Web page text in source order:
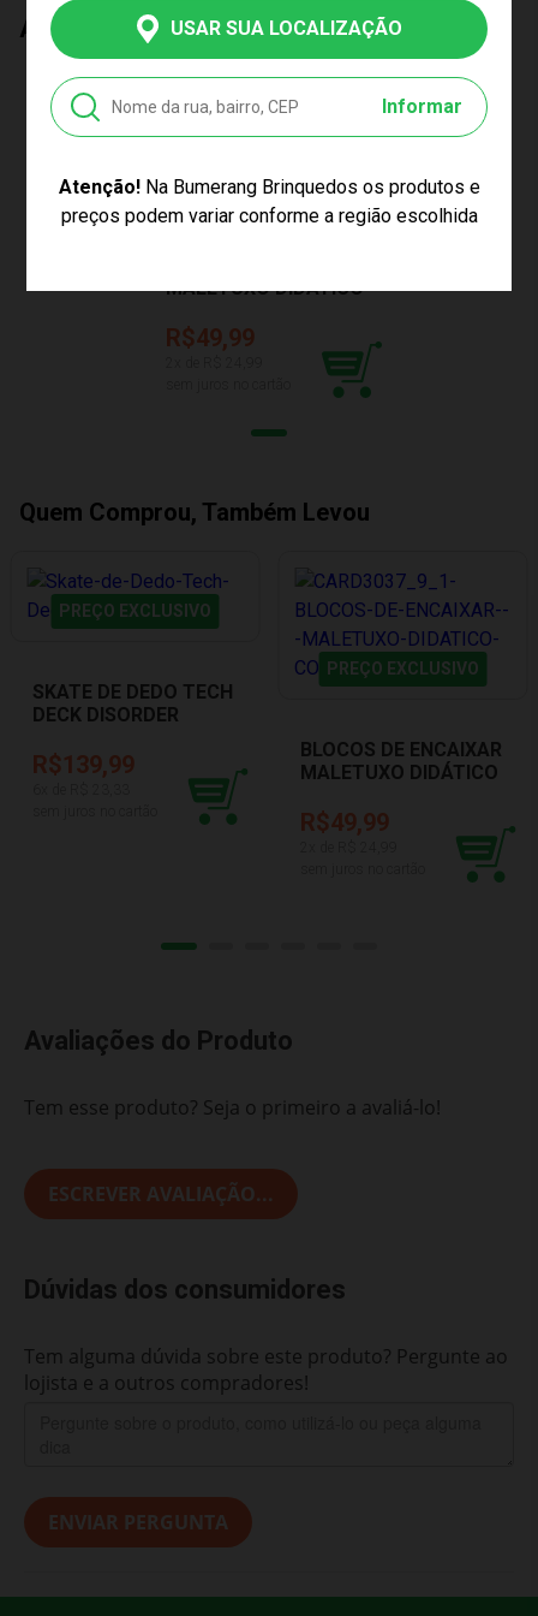
USAR SUA LOCALIZAÇÃO
Informar
Atenção!Na Bumerang Brinquedos os produtos e
preços podem variar conforme a região escolhida
Aproveite e Compre Também
PREÇO EXCLUSIVO
MALETUXO DIDÁTICO
LARANJA TOYS
CARDOSO 3036
R$49,99
Quem Comprou, Também Levou
PREÇO EXCLUSIVO
SKATE DE DEDO TECH
DECK DISORDER
R$139,99
PREÇO EXCLUSIVO
BLOCOS DE ENCAIXAR
MALETUXO DIDÁTICO
TOYS CARDOSO 3037
R$49,99
Avaliações do Produto
Tem esse produto? Seja o primeiro a avaliá-lo!
ESCREVER AVALIAÇÃO...
Dúvidas dos consumidores
Tem alguma dúvida sobre este produto? Pergunte ao
lojista e a outros compradores!
ENVIAR PERGUNTA